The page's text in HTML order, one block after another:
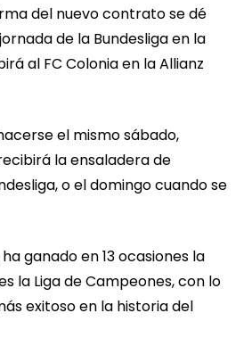
del nuevo contrato se dé
de la Bundesliga en la
al FC Colonia en la Allianz
el mismo sábado,
la ensaladera de
o el domingo cuando se
ganado en 13 ocasiones la
la Liga de Campeones, con lo
exitoso en la historia del